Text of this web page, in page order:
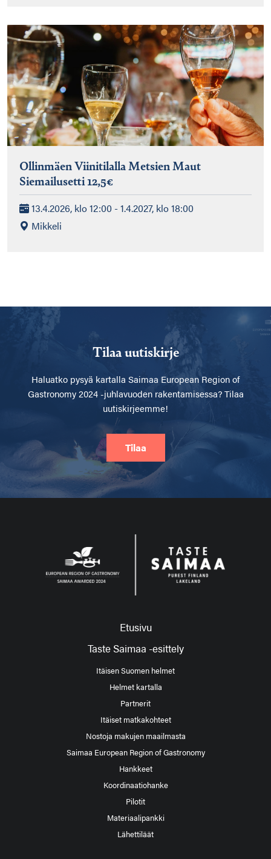
Ollinmäen Viinitilalla Metsien Maut
Siemailusetti 12,5€
13.4.2026, klo 12:00 - 1.4.2027, klo 18:00
Mikkeli
Tilaa uutiskirje
Haluatko pysyä kartalla Saimaa European Region of
Gastronomy 2024 -juhlavuoden rakentamisessa? Tilaa
uutiskirjeemme!
Tilaa
Etusivu
Taste Saimaa -esittely
Itäisen Suomen helmet
Helmet kartalla
Partnerit
Itäiset matkakohteet
Nostoja makujen maailmasta
Saimaa European Region of Gastronomy
Hankkeet
Koordinaatiohanke
Pilotit
Materiaalipankki
Lähettiläät